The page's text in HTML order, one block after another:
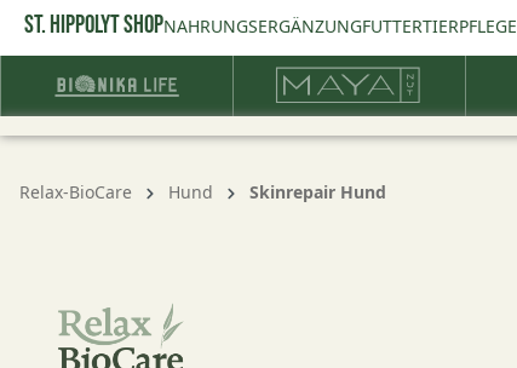
Zur Hauptnavigation springen
ST. HIPPOLYT SHOPNAHRUNGSERGÄNZUNGFUTTERTIERPFLEGE
Relax-BioCare Hund Skinrepair Hund